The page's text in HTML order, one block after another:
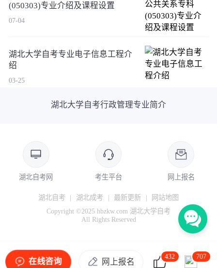
(050303)专业介绍及课程设置
07-04
湖北大学自考专业电子信息工程介
绍
03-25
湖北大学自考行政管理专业简介
湖北自考网 考生平台 网上报名
湖北自考 | 湖北成考 | 最新更新 |
网站地图
Copyright ©2025 hbzkw.com 湖北大学自考
All Rights Reserved
在线咨询 网上报名
432 707